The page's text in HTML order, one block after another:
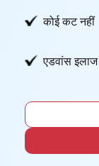
कोई कट नहीं
एडवांस इलाज